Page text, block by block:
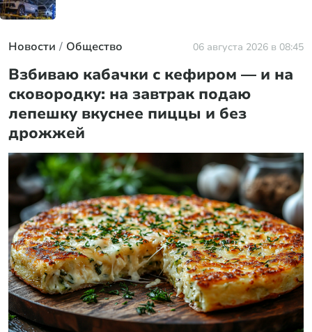
Новости Общество 06 августа 2026 в 08:45
Взбиваю кабачки с кефиром — и на
сковородку: на завтрак подаю
лепешку вкуснее пиццы и без
дрожжей